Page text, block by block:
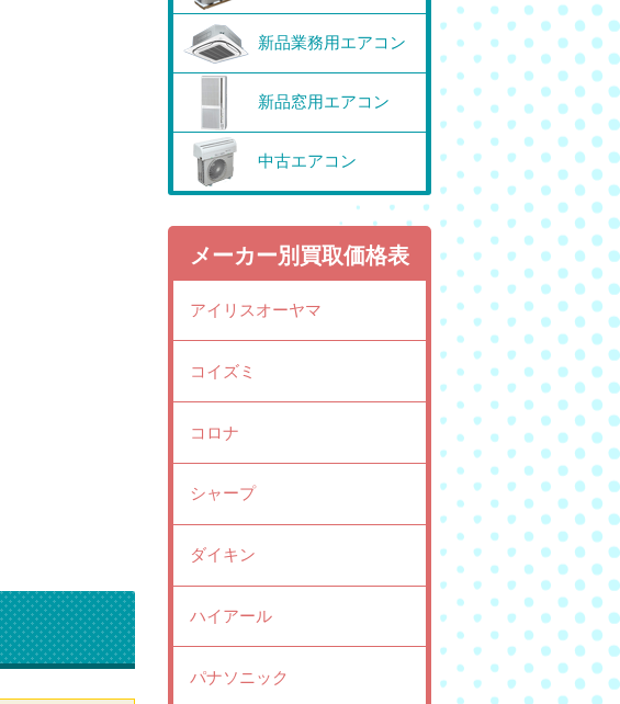
新品業務用エアコン
新品窓用エアコン
中古エアコン
メーカー別買取価格表
アイリスオーヤマ
コイズミ
コロナ
シャープ
ダイキン
ハイアール
パナソニック